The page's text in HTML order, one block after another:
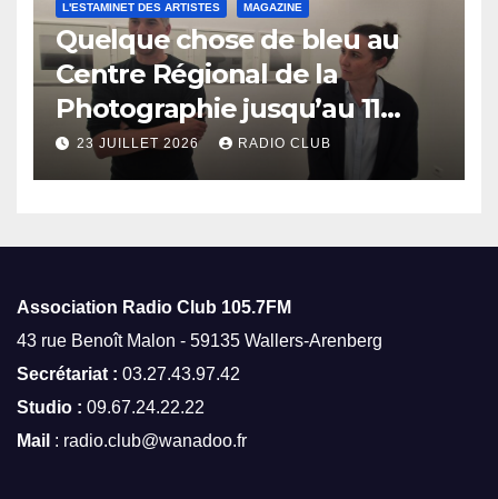
L'ESTAMINET DES ARTISTES MAGAZINE
Quelque chose de bleu au
Centre Régional de la
Photographie jusqu’au 11
octobre
23 JUILLET 2026 RADIO CLUB
Association Radio Club 105.7FM
43 rue Benoît Malon - 59135 Wallers-Arenberg
Secrétariat : 03.27.43.97.42
Studio : 09.67.24.22.22
Mail : radio.club@wanadoo.fr